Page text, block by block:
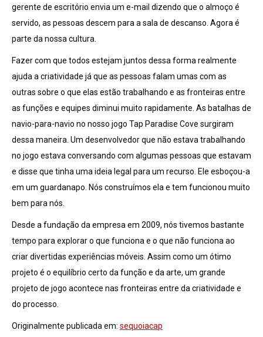
gerente de escritório envia um e-mail dizendo que o almoço é
servido, as pessoas descem para a sala de descanso. Agora é
parte da nossa cultura.
Fazer com que todos estejam juntos dessa forma realmente
ajuda a criatividade já que as pessoas falam umas com as
outras sobre o que elas estão trabalhando e as fronteiras entre
as funções e equipes diminui muito rapidamente. As batalhas de
navio-para-navio no nosso jogo Tap Paradise Cove surgiram
dessa maneira. Um desenvolvedor que não estava trabalhando
no jogo estava conversando com algumas pessoas que estavam
e disse que tinha uma ideia legal para um recurso. Ele esboçou-a
em um guardanapo. Nós construímos ela e tem funcionou muito
bem para nós.
Desde a fundação da empresa em 2009, nós tivemos bastante
tempo para explorar o que funciona e o que não funciona ao
criar divertidas experiências móveis. Assim como um ótimo
projeto é o equilíbrio certo da função e da arte, um grande
projeto de jogo acontece nas fronteiras entre da criatividade e
do processo.
Originalmente publicada em: sequoiacap